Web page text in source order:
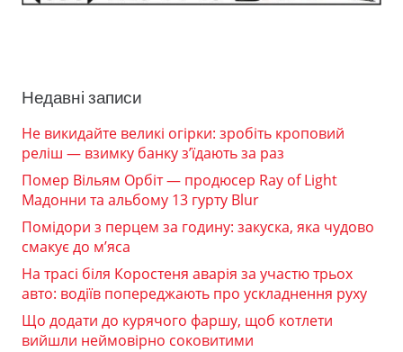
Недавні записи
Не викидайте великі огірки: зробіть кроповий
реліш — взимку банку з’їдають за раз
Помер Вільям Орбіт — продюсер Ray of Light
Мадонни та альбому 13 гурту Blur
Помідори з перцем за годину: закуска, яка чудово
смакує до м’яса
На трасі біля Коростеня аварія за участю трьох
авто: водіїв попереджають про ускладнення руху
Що додати до курячого фаршу, щоб котлети
вийшли неймовірно соковитими